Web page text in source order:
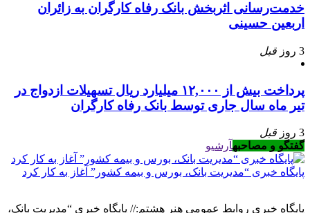
خدمت‌رسانی اثربخش بانک رفاه کارگران به زائران
اربعین حسینی
3 روز قبل
پرداخت بیش از ۱۲,۰۰۰ میلیارد ریال تسهیلات ازدواج در
تیر ماه سال جاری توسط بانک رفاه کارگران
3 روز
قبل
گفتگو و مصاحبهآرشیو
پایگاه خبری “مدیریت بانک، بورس و بیمه کشور” آغاز به کار کرد
پایگاه خبری روابط عمومی هنر هشتم:// پایگاه خبری “مدیریت بانک،